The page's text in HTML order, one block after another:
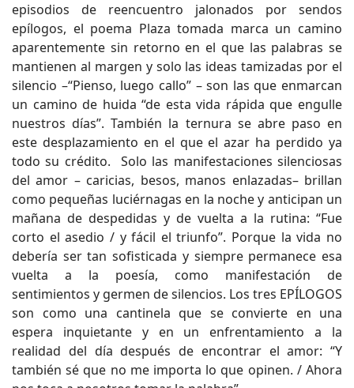
episodios de reencuentro jalonados por sendos
epílogos, el poema Plaza tomada marca un camino
aparentemente sin retorno en el que las palabras se
mantienen al margen y solo las ideas tamizadas por el
silencio –“Pienso, luego callo” – son las que enmarcan
un camino de huida “de esta vida rápida que engulle
nuestros días”. También la ternura se abre paso en
este desplazamiento en el que el azar ha perdido ya
todo su crédito. Solo las manifestaciones silenciosas
del amor – caricias, besos, manos enlazadas– brillan
como pequeñas luciérnagas en la noche y anticipan un
mañana de despedidas y de vuelta a la rutina: “Fue
corto el asedio / y fácil el triunfo”. Porque la vida no
debería ser tan sofisticada y siempre permanece esa
vuelta a la poesía, como manifestación de
sentimientos y germen de silencios. Los tres EPÍLOGOS
son como una cantinela que se convierte en una
espera inquietante y en un enfrentamiento a la
realidad del día después de encontrar el amor: “Y
también sé que no me importa lo que opinen. / Ahora